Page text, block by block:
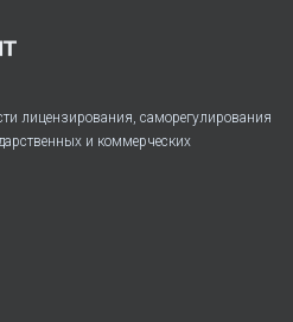
лицензирования, саморегулирования
и коммерческих